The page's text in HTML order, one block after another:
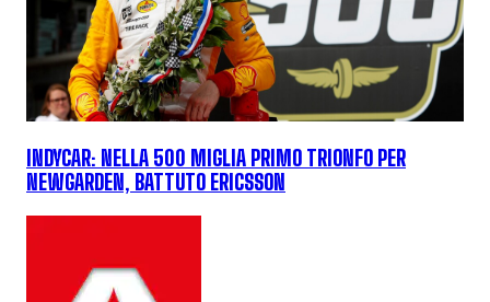
INDYCAR: NELLA 500 MIGLIA PRIMO TRIONFO PER
NEWGARDEN, BATTUTO ERICSSON